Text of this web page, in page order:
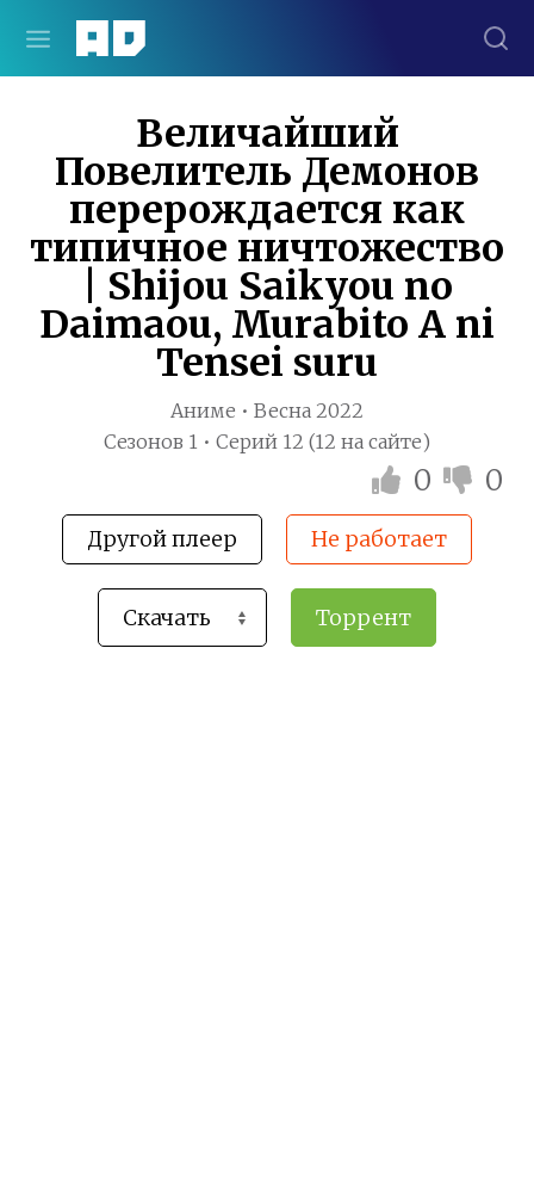
Величайший
Повелитель Демонов
перерождается как
типичное ничтожество
| Shijou Saikyou no
Daimaou, Murabito A ni
Tensei suru
Аниме • Весна 2022
Сезонов 1 • Серий 12 (12 на сайте)
0 0
Другой плеер Не работает
Торрент